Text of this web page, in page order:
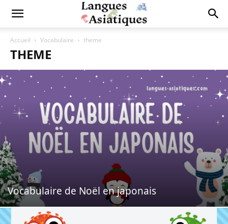
Accueil Vocabulaire theme
THEME
Vocabulaire de Noël en japonais